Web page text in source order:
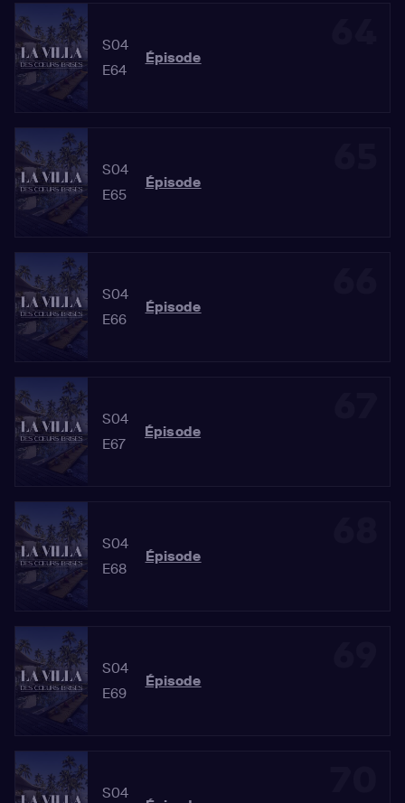
S04
E64
Épisode
S04
E65
Épisode
S04
E66
Épisode
S04
E67
Épisode
S04
E68
Épisode
S04
E69
Épisode
S04